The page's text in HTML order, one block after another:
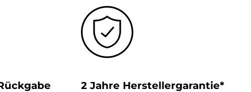
2 Jahre Herstellergarantie*